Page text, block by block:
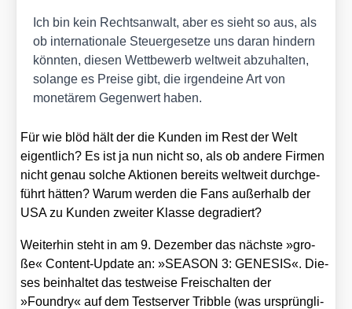
Ich bin kein Rechts­an­walt, aber es sieht so aus, als
ob inter­na­tio­na­le Steu­er­ge­set­ze uns dar­an hin­dern
könn­ten, die­sen Wett­be­werb welt­weit abzu­hal­ten,
solan­ge es Prei­se gibt, die irgend­ei­ne Art von
mone­tä­rem Gegen­wert haben.
Für wie blöd hält der die Kun­den im Rest der Welt
eigent­lich? Es ist ja nun nicht so, als ob ande­re Fir­men
nicht genau sol­che Aktio­nen bereits welt­weit durch­ge­
führt hät­ten? War­um wer­den die Fans außer­halb der
USA zu Kun­den zwei­ter Klas­se degra­diert?
Wei­ter­hin steht in am 9. Dezem­ber das nächs­te »gro­
ße« Con­tent-Update an: »SEASON 3: GENESIS«. Die­
ses beinhal­tet das test­wei­se Frei­schal­ten der
»Foundry« auf dem Test­ser­ver Tribb­le (was ursprüng­li­